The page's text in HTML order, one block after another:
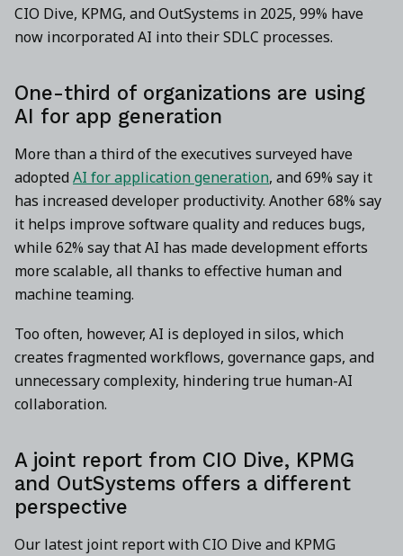
CIO Dive, KPMG, and OutSystems in 2025, 99% have
now incorporated AI into their SDLC processes.
One-third of organizations are using
AI for app generation
More than a third of the executives surveyed have
adopted AI for application generation, and 69% say it
has increased developer productivity. Another 68% say
it helps improve software quality and reduces bugs,
while 62% say that AI has made development efforts
more scalable, all thanks to effective human and
machine teaming.
Too often, however, AI is deployed in silos, which
creates fragmented workflows, governance gaps, and
unnecessary complexity, hindering true human-AI
collaboration.
A joint report from CIO Dive, KPMG
and OutSystems offers a different
perspective
Our latest joint report with CIO Dive and KPMG